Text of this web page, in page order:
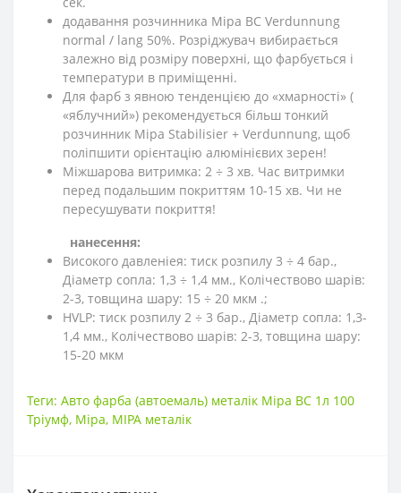
додавання розчинника Mipa ВС Verdunnung
normal / lang 50%. Розріджувач вибирається
залежно від розміру поверхні, що фарбується і
температури в приміщенні.
Для фарб з явною тенденцією до «хмарності» (
«яблучний») рекомендується більш тонкий
розчинник Mipa Stabilisier + Verdunnung, щоб
поліпшити орієнтацію алюмінієвих зерен!
Міжшарова витримка: 2 ÷ 3 хв. Час витримки
перед подальшим покриттям 10-15 хв. Чи не
пересушувати покриття!
нанесення:
Високого давленіея: тиск розпилу 3 ÷ 4 бар.,
Діаметр сопла: 1,3 ÷ 1,4 мм., Колічествово шарів:
2-3, товщина шару: 15 ÷ 20 мкм .;
HVLP: тиск розпилу 2 ÷ 3 бар., Діаметр сопла: 1,3-
1,4 мм., Колічествово шарів: 2-3, товщина шару:
15-20 мкм
Теги: Авто фарба (автоемаль) металік Mipa BC 1л 100
Тріумф, Mipa, MIPA металік